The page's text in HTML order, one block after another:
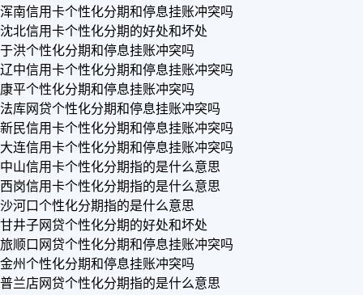
浑南信用卡个性化分期和停息挂账冲突吗
沈北信用卡个性化分期的好处和坏处
于洪个性化分期和停息挂账冲突吗
辽中信用卡个性化分期和停息挂账冲突吗
康平个性化分期和停息挂账冲突吗
法库网贷个性化分期和停息挂账冲突吗
新民信用卡个性化分期和停息挂账冲突吗
大连信用卡个性化分期和停息挂账冲突吗
中山信用卡个性化分期指的是什么意思
西岗信用卡个性化分期指的是什么意思
沙河口个性化分期指的是什么意思
甘井子网贷个性化分期的好处和坏处
旅顺口网贷个性化分期和停息挂账冲突吗
金州个性化分期和停息挂账冲突吗
普兰店网贷个性化分期指的是什么意思